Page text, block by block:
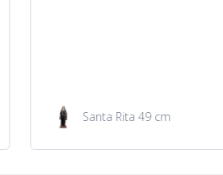
Garrafa de água 100ml